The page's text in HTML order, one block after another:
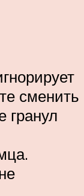
сменить
гранул